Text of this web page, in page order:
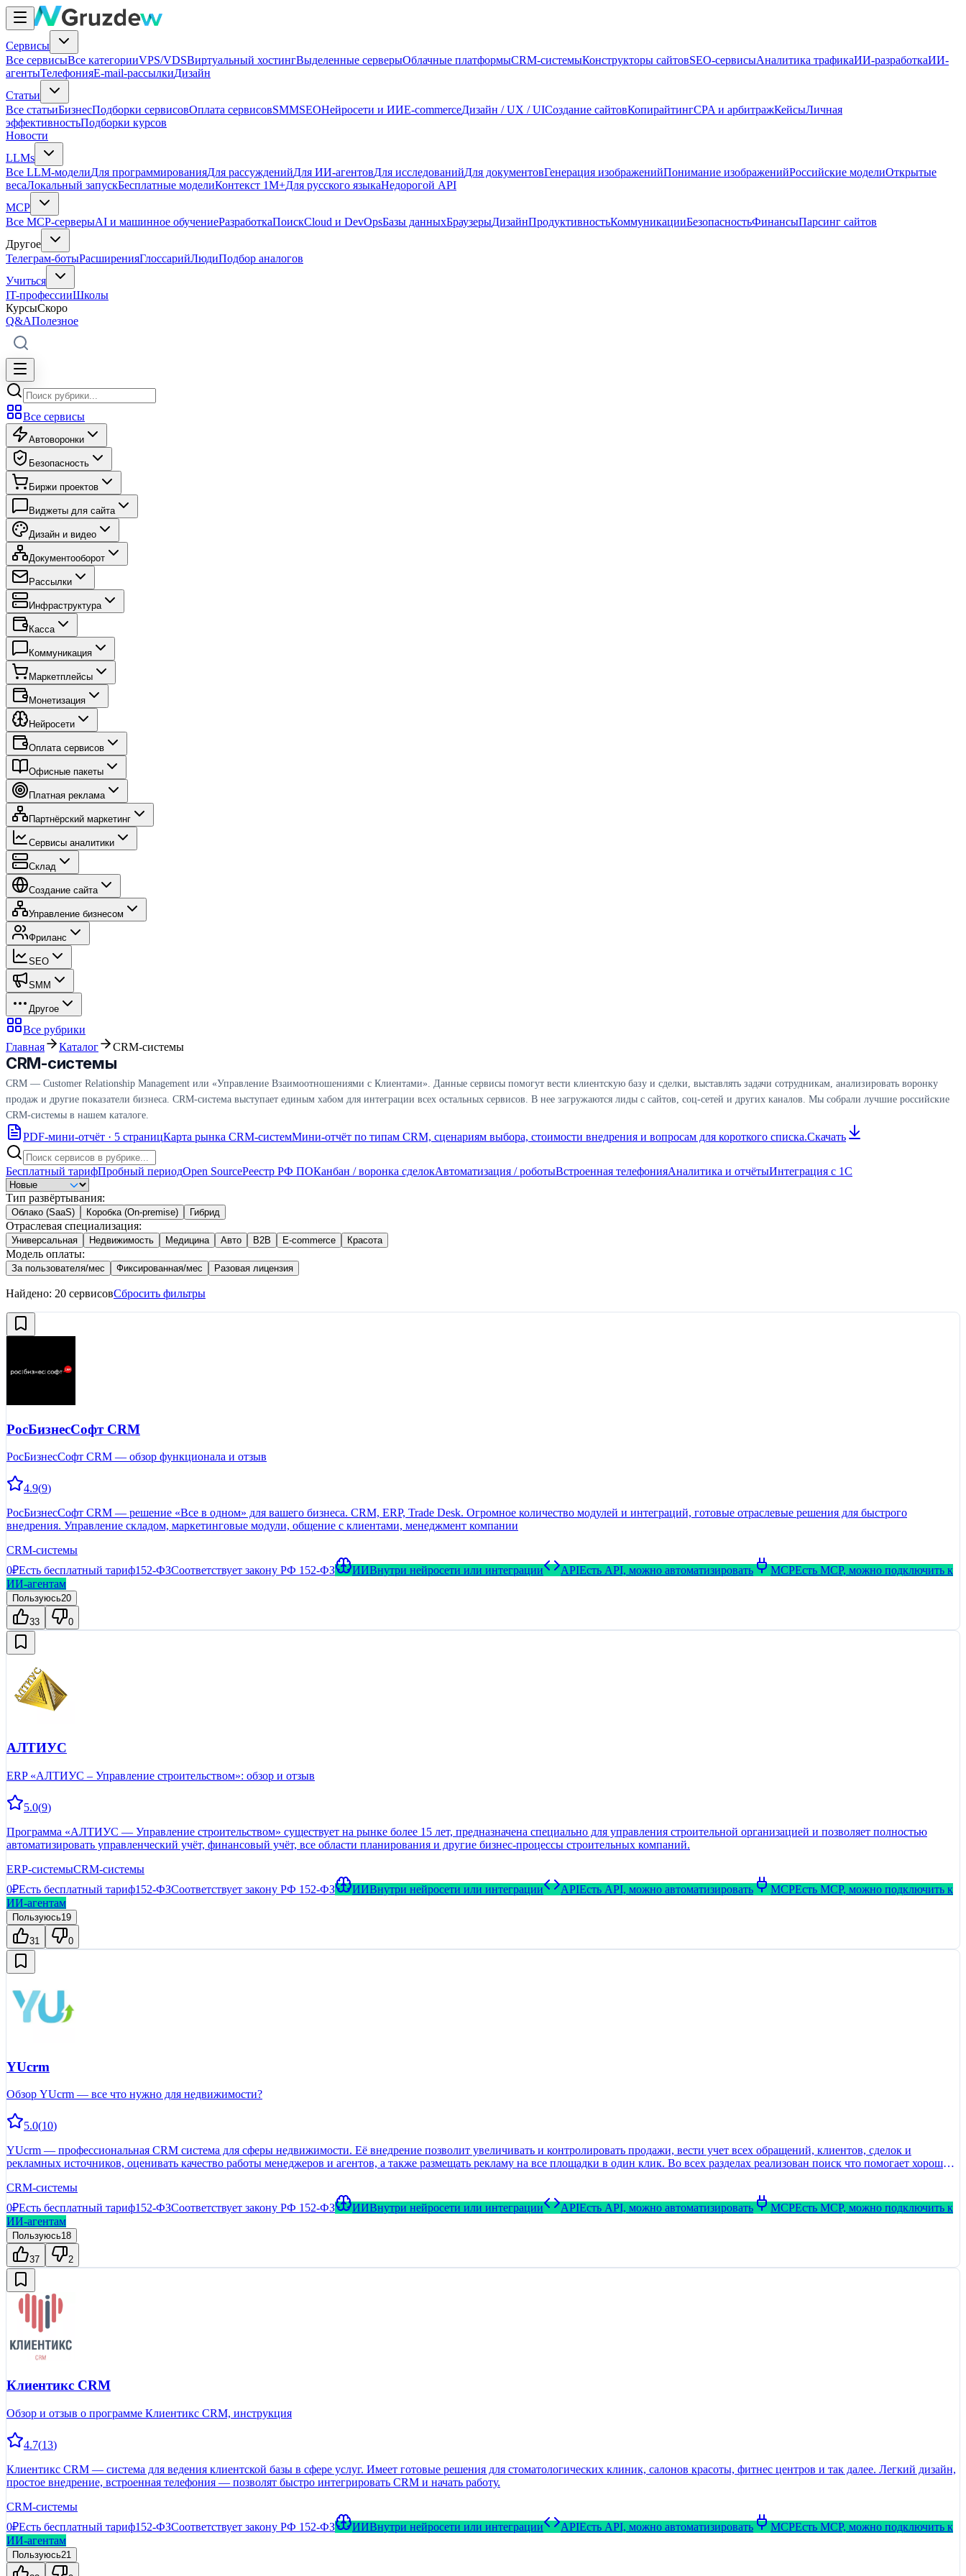
Сервисы
Все сервисыВсе категорииVPS/VDSВиртуальный хостингВыделенные серверыОблачные платформыCRM-системыКонструкторы сайтовSEO-сервисыАналитика трафикаИИ-разработкаИИ-
агентыТелефонияE-mail-рассылкиДизайн
Статьи
Все статьиБизнесПодборки сервисовОплата сервисовSMMSEOНейросети и ИИE-commerceДизайн / UX / UIСоздание сайтовКопирайтингCPA и арбитражКейсыЛичная
эффективностьПодборки курсов
Новости
LLMs
Все LLM-моделиДля программированияДля рассужденийДля ИИ-агентовДля исследованийДля документовГенерация изображенийПонимание изображенийРоссийские моделиОткрытые
весаЛокальный запускБесплатные моделиКонтекст 1M+Для русского языкаНедорогой API
MCP
Все MCP-серверыAI и машинное обучениеРазработкаПоискCloud и DevOpsБазы данныхБраузерыДизайнПродуктивностьКоммуникацииБезопасностьФинансыПарсинг сайтов
Другое
Телеграм-ботыРасширенияГлоссарийЛюдиПодбор аналогов
Учиться
IT-профессииШколы
КурсыСкоро
Q&AПолезное
Все сервисы
Автоворонки
Безопасность
Биржи проектов
Виджеты для сайта
Дизайн и видео
Документооборот
Рассылки
Инфраструктура
Касса
Коммуникация
Маркетплейсы
Монетизация
Нейросети
Оплата сервисов
Офисные пакеты
Платная реклама
Партнёрский маркетинг
Сервисы аналитики
Склад
Создание сайта
Управление бизнесом
Фриланс
SEO
SMM
Другое
Все рубрики
Главная
Каталог CRM-системы
CRM-системы
CRM — Customer Relationship Management или «Управление Взаимоотношениями с Клиентами». Данные сервисы помогут вести клиентскую базу и сделки, выставлять задачи сотрудникам, анализировать воронку
продаж и другие показатели бизнеса. CRM-система выступает единым хабом для интеграции всех остальных сервисов. В нее загружаются лиды с сайтов, соц-сетей и других каналов. Мы собрали лучшие российские
CRM-системы в нашем каталоге.
PDF-мини-отчёт · 5 страницКарта рынка CRM-системМини-отчёт по типам CRM, сценариям выбора, стоимости внедрения и вопросам для короткого списка.Скачать
Бесплатный тарифПробный периодOpen SourceРеестр РФ ПОКанбан / воронка сделокАвтоматизация / роботыВстроенная телефонияАналитика и отчётыИнтеграция с 1С
Тип развёртывания:
Облако (SaaS) Коробка (On-premise) Гибрид
Отраслевая специализация:
Универсальная Недвижимость Медицина Авто B2B E-commerce Красота
Модель оплаты:
За пользователя/мес Фиксированная/мес Разовая лицензия
Найдено: 20 сервисовСбросить фильтры
РосБизнесСофт CRM
РосБизнесСофт CRM — обзор функционала и отзыв
4.9(9)
РосБизнесСофт CRM — решение «Все в одном» для вашего бизнеса. CRM, ERP, Trade Desk. Огромное количество модулей и интеграций, готовые отраслевые решения для быстрого
внедрения. Управление складом, маркетинговые модули, общение с клиентами, менеджмент компании
CRM-системы
0₽Есть бесплатный тариф152-ФЗСоответствует закону РФ 152-ФЗ ИИВнутри нейросети или интеграции APIЕсть API, можно автоматизировать MCPЕсть MCP, можно подключить к
ИИ-агентам
Пользуюсь20
33 0
АЛТИУС
ERP «АЛТИУС – Управление строительством»: обзор и отзыв
5.0(9)
Программа «АЛТИУС — Управление строительством» существует на рынке более 15 лет, предназначена специально для управления строительной организацией и позволяет полностью
автоматизировать управленческий учёт, финансовый учёт, все области планирования и другие бизнес-процессы строительных компаний.
ERP-системыCRM-системы
0₽Есть бесплатный тариф152-ФЗСоответствует закону РФ 152-ФЗ ИИВнутри нейросети или интеграции APIЕсть API, можно автоматизировать MCPЕсть MCP, можно подключить к
ИИ-агентам
Пользуюсь19
31 0
YUcrm
Обзор YUcrm — все что нужно для недвижимости?
5.0(10)
YUcrm — профессиональная CRM система для сферы недвижимости. Её внедрение позволит увеличивать и контролировать продажи, вести учет всех обращений, клиентов, сделок и
рекламных источников, оценивать качество работы менеджеров и агентов, а также размещать рекламу на все площадки в один клик. Во всех разделах реализован поиск что помогает хорошо
CRM-системы
0₽Есть бесплатный тариф152-ФЗСоответствует закону РФ 152-ФЗ ИИВнутри нейросети или интеграции APIЕсть API, можно автоматизировать MCPЕсть MCP, можно подключить к
ИИ-агентам
Пользуюсь18
37 2
Клиентикс CRM
Обзор и отзыв о программе Клиентикс CRM, инструкция
4.7(13)
Клиентикс CRM — система для ведения клиентской базы в сфере услуг. Имеет готовые решения для стоматологических клиник, салонов красоты, фитнес центров и так далее. Легкий дизайн,
простое внедрение, встроенная телефония — позволят быстро интегрировать CRM и начать работу.
CRM-системы
0₽Есть бесплатный тариф152-ФЗСоответствует закону РФ 152-ФЗ ИИВнутри нейросети или интеграции APIЕсть API, можно автоматизировать MCPЕсть MCP, можно подключить к
ИИ-агентам
Пользуюсь21